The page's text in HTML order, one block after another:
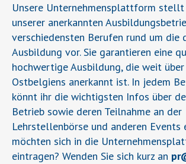
Unsere Unternehmensplattform
unserer anerkannten
verschiedensten Berufen rund um die
Ausbildung vor. Sie garantieren eine
hochwertige Ausbildung, die weit über
Ostbelgiens anerkannt ist. In jedem
könnt ihr die wichtigsten Infos über
Betrieb sowie deren Teilnahme an der
Lehrstellenbörse und anderen Events
möchten sich in die
eintragen? Wenden Sie sich kurz an pr